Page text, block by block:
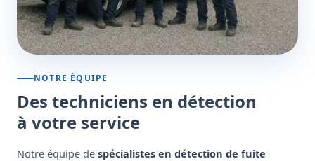
NOTRE ÉQUIPE
Des techniciens en détection
à votre service
Notre équipe de spécialistes en détection de fuite